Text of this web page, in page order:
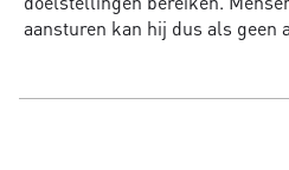
aansturen kan hij dus als geen